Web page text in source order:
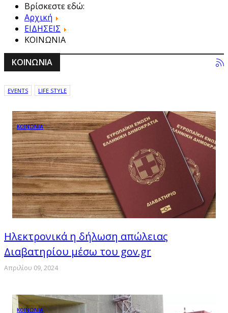
Βρίσκεστε εδώ:
Αρχική
ΕΙΔΗΣΕΙΣ
ΚΟΙΝΩΝΙΑ
ΚΟΙΝΩΝΙΑ
EVENTS LIFE STYLE
ΚΟΙΝΩΝΙΑ
Ηλεκτρονικά η δήλωση απώλειας
Διαβατηρίου μέσω του gov.gr
Απριλίου 09, 2024
ΚΟΙΝΩΝΙΑ